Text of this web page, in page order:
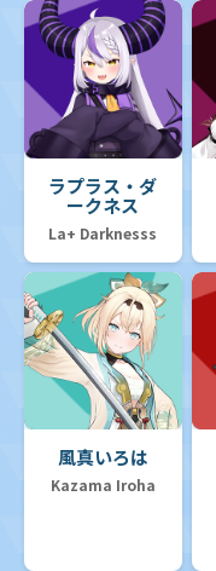
ラプラス・ダ
ークネス
La+ Darknesss
風真いろは
Kazama Iroha